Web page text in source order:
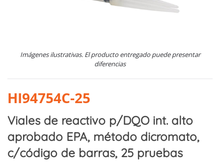
Imágenes ilustrativas. El producto entregado puede presentar
diferencias
HI94754C-25
Viales de reactivo p/DQO int. alto
aprobado EPA, método dicromato,
c/código de barras, 25 pruebas